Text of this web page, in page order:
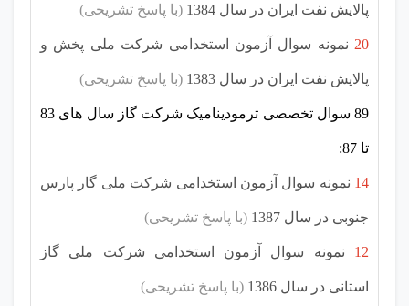
پالایش نفت ایران در سال 1384 (با پاسخ تشریحی)
20 نمونه سوال آزمون استخدامی شرکت ملی پخش و
پالایش نفت ایران در سال 1383 (با پاسخ تشریحی)
89 سوال تخصصی ترمودینامیک شرکت گاز سال های 83
تا 87:
14 نمونه سوال آزمون استخدامی شرکت ملی گار پارس
جنوبی در سال 1387 (با پاسخ تشریحی)
12 نمونه سوال آزمون استخدامی شرکت ملی گاز
استانی در سال 1386 (با پاسخ تشریحی)